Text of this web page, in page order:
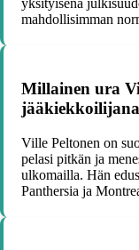
mahdollisimman
Millainen ura
Ville Peltonen on
pelasi pitkän ja
ulkomailla. Hän
Panthersia ja